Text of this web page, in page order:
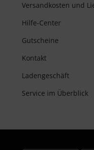
Versandkosten und
Hilfe-Center
Gutscheine
Kontakt
Ladengeschäft
Service im Überblick